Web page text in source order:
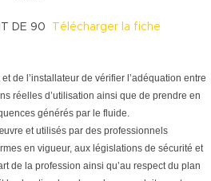
DE 90 Télécharger la fiche
de l’installateur de vérifier l’adéquation entre
réelles d’utilisation ainsi que de prendre en
générés par le fluide.
et utilisés par des professionnels
en vigueur, aux législations de sécurité et
de la profession ainsi qu’au respect du plan